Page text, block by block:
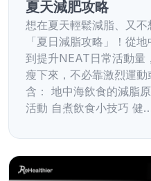
夏天減肥攻略
想在夏天輕鬆減脂、又
「夏日減脂攻略」！從
到提升NEAT日常活動量
瘦下來，不必靠激烈運
含： 地中海飲食的減脂
活動 自煮飲食小技巧 健